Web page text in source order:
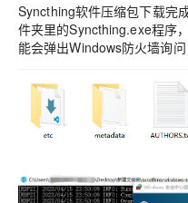
Syncthing软件压缩包下载完
件夹里的Syncthing.exe程序
能会弹出Windows防火墙询